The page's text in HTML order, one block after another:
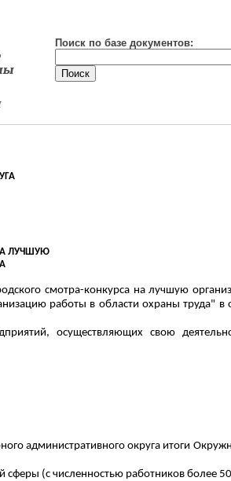
Поиск по базе документов:
ЛУЧШУЮ
смотра-конкурса на лучшую
работы в области охраны труда" в
осуществляющих свою
административного округа итоги
(с численностью работников более